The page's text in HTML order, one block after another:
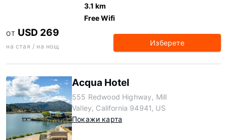
3.1 km
Free Wifi
ОТ USD 269
на стая / на нощ Изберете
Acqua Hotel
555 Redwood Highway, Mill
Valley, California 94941, US
Покажи карта